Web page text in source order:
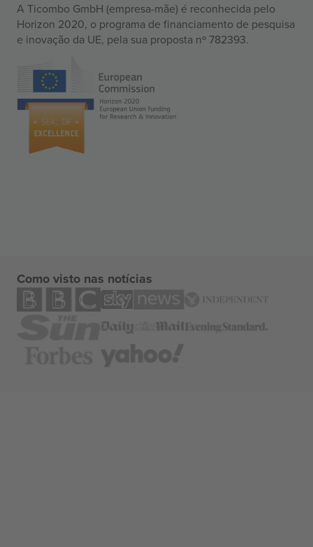
A Ticombo GmbH (empresa-mãe) é reconhecida pelo
Horizon 2020, o programa de financiamento de pesquisa
e inovação da UE, pela sua proposta nº 782393.
Como visto nas notícias